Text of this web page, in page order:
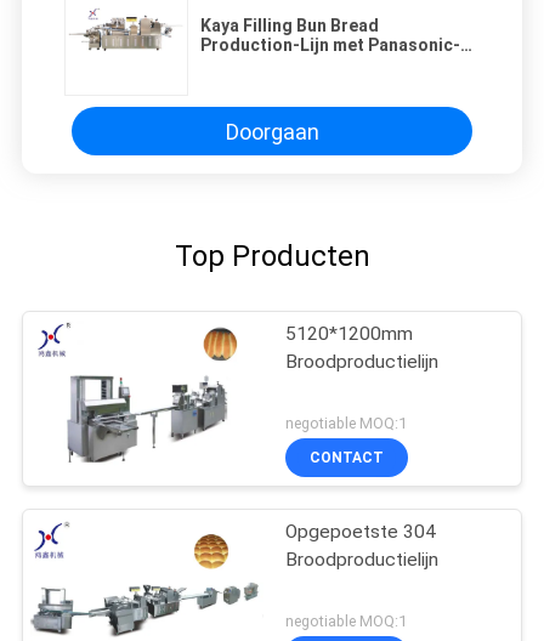
Kaya Filling Bun Bread
Production-Lijn met Panasonic-
Doorgaan
Top Producten
5120*1200mm
Broodproductielijn
negotiable MOQ:1
CONTACT
Opgepoetste 304
Broodproductielijn
negotiable MOQ:1